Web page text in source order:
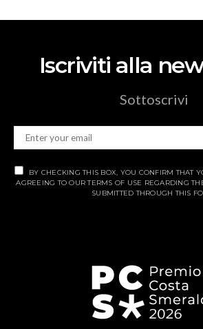
Iscriviti alla
Sottoscrivi
BY CHECKING THIS BOX, YOU CONFIRM THAT
AGREEING TO OUR TERMS OF USE REGARDING
SUBMITTED THROUGH THIS